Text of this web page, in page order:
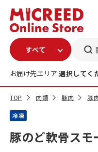
お届け先エリア:選択してく
TOP 肉類 豚肉 豚
冷凍
豚のど軟骨ス